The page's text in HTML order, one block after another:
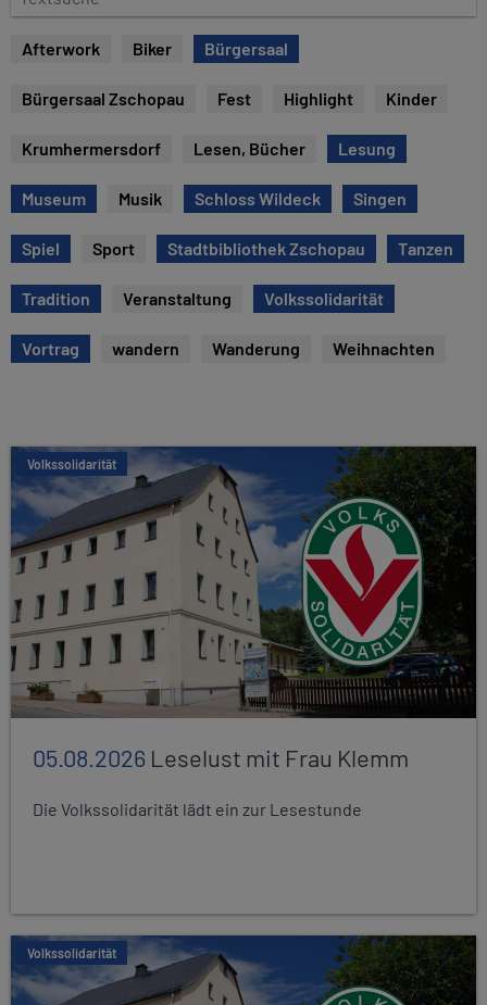
e
e
Afterwork Biker Bürgersaal
Bürgersaal Zschopau Fest Highlight Kinder
Krumhermersdorf Lesen, Bücher Lesung
Museum Musik Schloss Wildeck Singen
Spiel Sport Stadtbibliothek Zschopau Tanzen
Tradition Veranstaltung Volkssolidarität
Vortrag wandern Wanderung Weihnachten
Volkssolidarität
05.08.2026 Leselust mit Frau Klemm
Die Volkssolidarität lädt ein zur Lesestunde
Volkssolidarität